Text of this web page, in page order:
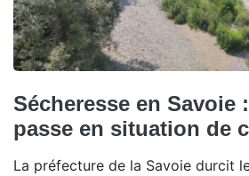
Sécheresse en Savoie
passe en situation de
La préfecture de la Savoie durcit